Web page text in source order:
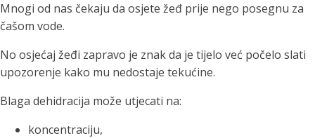
Mnogi od nas čekaju da osjete žeđ prije nego posegnu za
čašom vode.
No osjećaj žeđi zapravo je znak da je tijelo već počelo slati
upozorenje kako mu nedostaje tekućine.
Blaga dehidracija može utjecati na:
koncentraciju,